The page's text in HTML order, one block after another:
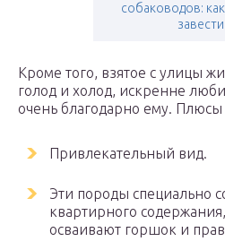
собаководов:
завести
Кроме того, взятое с улицы
голод и холод, искренне
очень благодарно ему.
Привлекательный вид.
Эти породы специально
квартирного
осваивают горшок и